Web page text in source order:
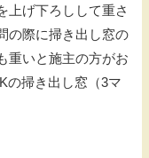
上げ下ろしして重さ
の際に掃き出し窓の
重いと施主の方がお
の掃き出し窓（3マ